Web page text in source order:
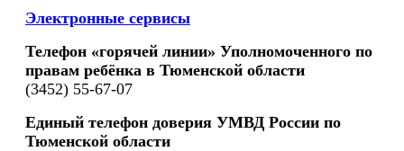
Электронные сервисы
Телефон «горячей линии» Уполномоченного по
правам ребёнка в Тюменской области
(3452) 55-67-07
Единый телефон доверия УМВД России по
Тюменской области